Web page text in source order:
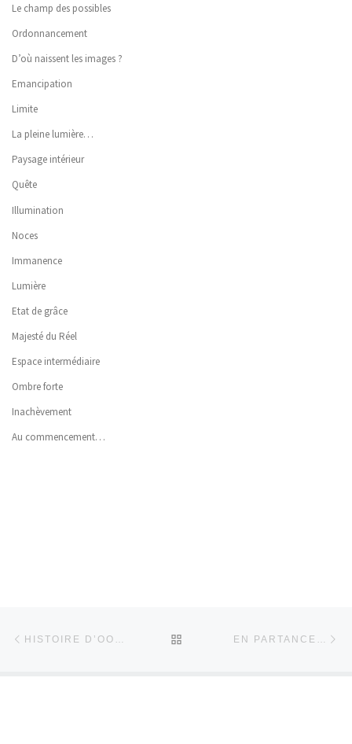
Le champ des possibles
Ordonnancement
D’où naissent les images ?
Emancipation
Limite
La pleine lumière…
Paysage intérieur
Quête
Illumination
Noces
Immanence
Lumière
Etat de grâce
Majesté du Réel
Espace intermédiaire
Ombre forte
Inachèvement
Au commencement…
HISTOIRE D’OO… RETOUR À LA LISTE DES
EN PARTANCE…